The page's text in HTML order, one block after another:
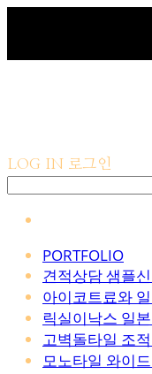
LOG IN 로그인
PORTFOLIO
견적상담 샘플
아이코트료와
릭실이낙스 일
고벽돌타일 조
모노타일 와이